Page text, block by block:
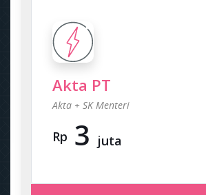
Akta PT
Akta + SK Menteri
Rp 3 juta